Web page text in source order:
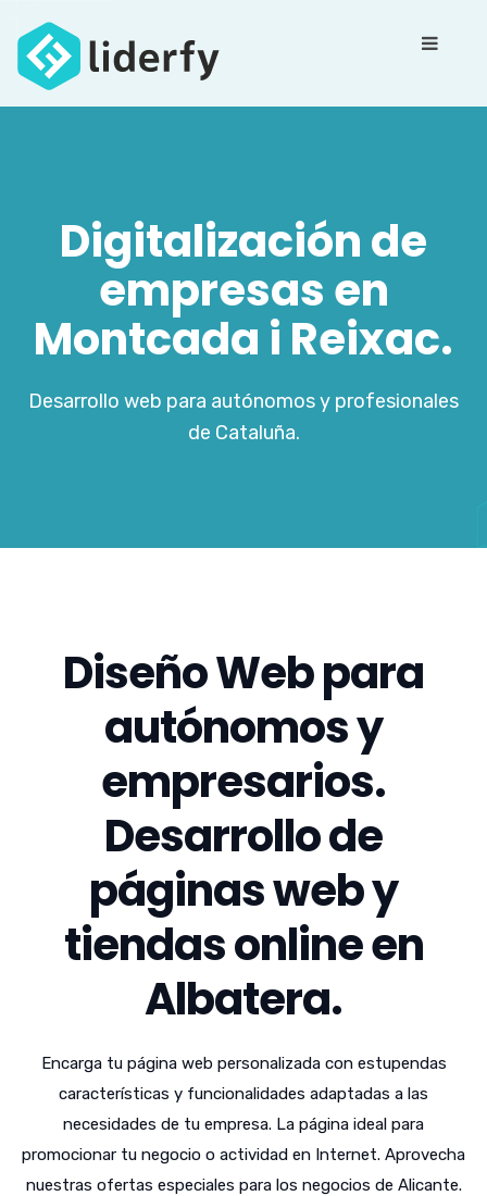
Digitalización de
empresas en
Montcada i Reixac.
Desarrollo web para autónomos y profesionales
de Cataluña.
Diseño Web para
autónomos y
empresarios.
Desarrollo de
páginas web y
tiendas online en
Albatera.
Encarga tu página web personalizada con estupendas
características y funcionalidades adaptadas a las
necesidades de tu empresa. La página ideal para
promocionar tu negocio o actividad en Internet. Aprovecha
nuestras ofertas especiales para los negocios de Alicante.